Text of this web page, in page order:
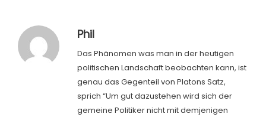
Phil
Das Phänomen was man in der heutigen
politischen Landschaft beobachten kann, ist
genau das Gegenteil von Platons Satz,
sprich “Um gut dazustehen wird sich der
gemeine Politiker nicht mit demjenigen